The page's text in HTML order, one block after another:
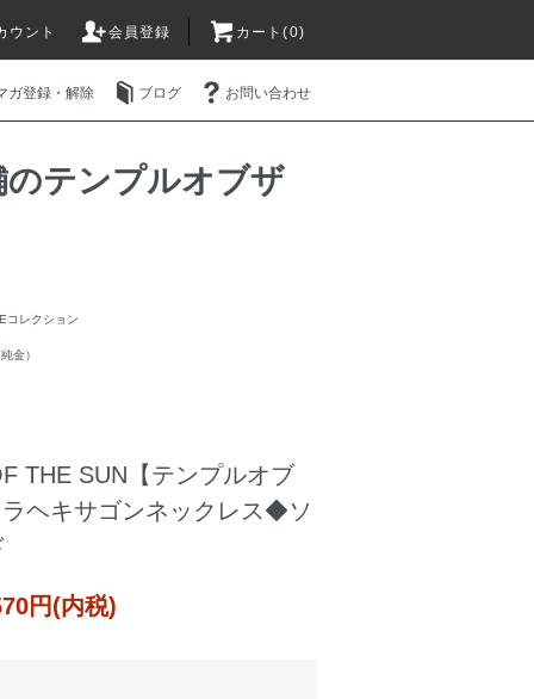
ウント 会員登録 カート(0)
ガ登録・解除 ブログ お問い合わせ
テンプルオブザ
コレクション
金）
THE SUN【テンプルオブ
ヘキサゴンネックレス◆ソ
円(内税)